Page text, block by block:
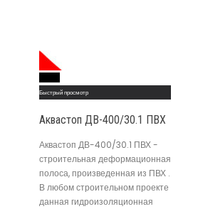
Быстрый просмотр
Аквастоп ДВ-400/30.1 ПВХ
Аквастоп ДВ-400/30.1 ПВХ -
строительная деформационная
полоса, произведенная из ПВХ .
В любом строительном проекте
данная гидроизоляционная